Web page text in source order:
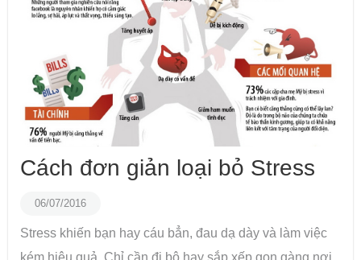
Cách đơn giản loại bỏ Stress
06/07/2016
Stress khiến bạn hay cáu bẳn, đau dạ dày và làm việc